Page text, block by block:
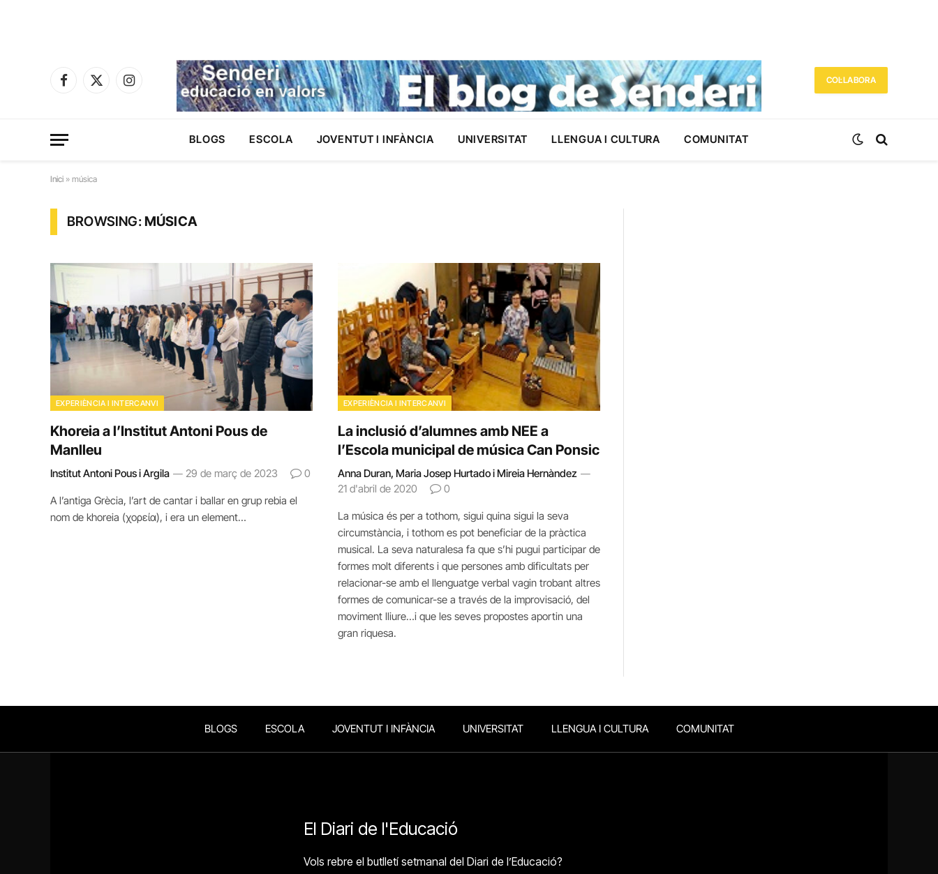
Facebook
X
Instagram
COL·LABORA
BLOGS ESCOLA JOVENTUT I INFÀNCIA UNIVERSITAT LLENGUA I CULTURA COMUNITAT
Inici » música
BROWSING:MÚSICA
EXPERIÈNCIA I INTERCANVI
Khoreia a l’Institut Antoni Pous de
Manlleu
Institut Antoni Pous i Argila 29 de març de 2023 0
A l’antiga Grècia, l’art de cantar i ballar en grup rebia el
nom de khoreia (χορεία), i era un element…
EXPERIÈNCIA I INTERCANVI
La inclusió d’alumnes amb NEE a
l’Escola municipal de música Can Ponsic
Anna Duran, Maria Josep Hurtado i Mireia Hernàndez
21 d'abril de 2020
0
La música és per a tothom, sigui quina sigui la seva
circumstància, i tothom es pot beneficiar de la pràctica
musical. La seva naturalesa fa que s’hi pugui participar de
formes molt diferents i que persones amb dificultats per
relacionar-se amb el llenguatge verbal vagin trobant altres
formes de comunicar-se a través de la improvisació, del
moviment lliure…i que les seves propostes aportin una
gran riquesa.
BLOGS ESCOLA JOVENTUT I INFÀNCIA UNIVERSITAT LLENGUA I CULTURA COMUNITAT